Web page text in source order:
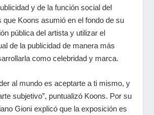
y de la función social del
que Koons asumió en el fondo de su
pública del artista y utilizar el
de la publicidad de manera más
como celebridad y marca.
al mundo es aceptarte a ti mismo, y
subjetivo”, puntualizó Koons. Por su
Gioni explicó que la exposición es